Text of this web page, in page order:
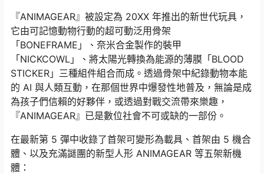
『ANIMAGEAR』被設定為 20XX 年推出的新世代玩具，
它由可記憶動物行動的超可動泛用骨架
「BONEFRAME」、奈米合金製作的裝甲
「NICKCOWL」、將太陽光轉換為能源的薄膜「BLOOD
STICKER」三種組件組合而成。透過骨架中紀錄動物本能
的 AI 與人類互動，在那個世界中爆發性地普及，無論是成
為孩子們信賴的好夥伴，或透過對戰交流帶來樂趣，
『ANIMAGEAR』已是數位社會不可或缺的一部份。
在最新第 5 彈中收錄了首架可變形為載具、首架由 5 機合
體、以及充滿謎團的新型人形 ANIMAGEAR 等五架新機
體：